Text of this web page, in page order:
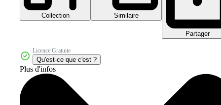
Collection Similaire
Partager
Licence Gratuite
Qu'est-ce que c'est ?
Plus d'infos